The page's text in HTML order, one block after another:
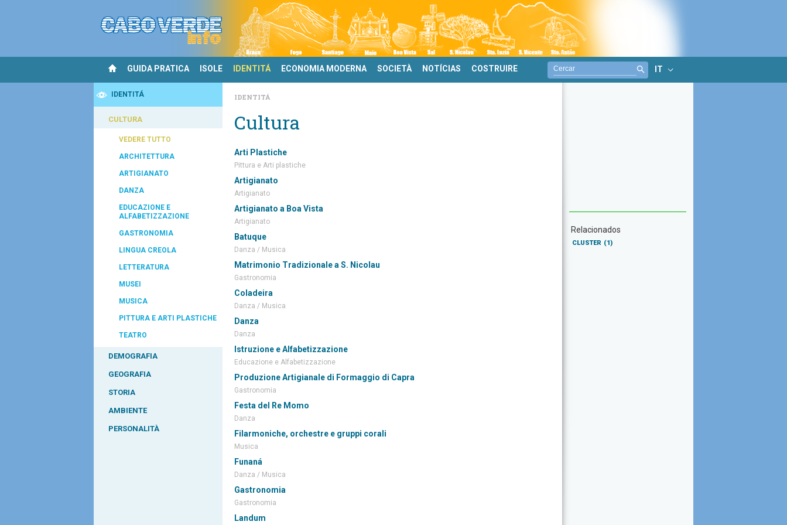
GUIDA PRATICA ISOLE IDENTITÁ ECONOMIA MODERNA SOCIETÀ NOTÍCIAS COSTRUIRE IT
IDENTITÁ
CULTURA
VEDERE TUTTO
ARCHITETTURA
ARTIGIANATO
DANZA
EDUCAZIONE E
ALFABETIZZAZIONE
GASTRONOMIA
LINGUA CREOLA
LETTERATURA
MUSEI
MUSICA
PITTURA E ARTI PLASTICHE
TEATRO
DEMOGRAFIA
GEOGRAFIA
STORIA
AMBIENTE
PERSONALITÀ
IDENTITÁ
Cultura
Arti Plastiche
Pittura e Arti plastiche
Artigianato
Artigianato
Artigianato a Boa Vista
Artigianato
Batuque
Danza / Musica
Matrimonio Tradizionale a S. Nicolau
Gastronomia
Coladeira
Danza / Musica
Danza
Danza
Istruzione e Alfabetizzazione
Educazione e Alfabetizzazione
Produzione Artigianale di Formaggio di Capra
Gastronomia
Festa del Re Momo
Danza
Filarmoniche, orchestre e gruppi corali
Musica
Funaná
Danza / Musica
Gastronomia
Gastronomia
Landum
Relacionados
CLUSTER (1)